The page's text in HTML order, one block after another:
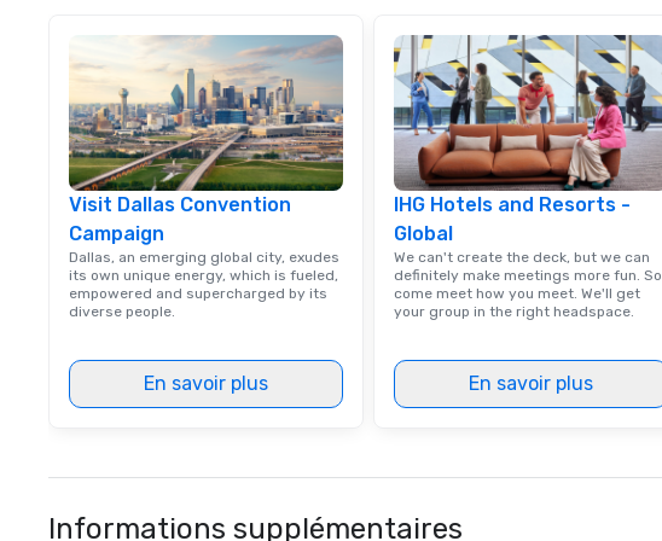
Visit Dallas Convention
Campaign
Dallas, an emerging global city, exudes
its own unique energy, which is fueled,
empowered and supercharged by its
diverse people.
En savoir plus
IHG Hotels and Resorts -
Global
We can't create the deck, but we can
definitely make meetings more fun. So
come meet how you meet. We'll get
your group in the right headspace.
En savoir plus
Informations supplémentaires